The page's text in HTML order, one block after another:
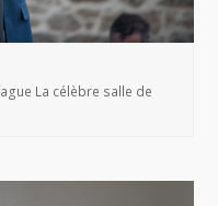
La célèbre salle de